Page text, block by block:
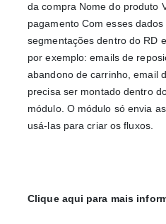
da compra Nome do produto
pagamento Com esses
segmentações dentro do RD
por exemplo: emails de
abandono de carrinho, email
precisa ser montado dentro
módulo. O módulo só envia
usá-las para criar os fluxos.
Clique aqui para mais